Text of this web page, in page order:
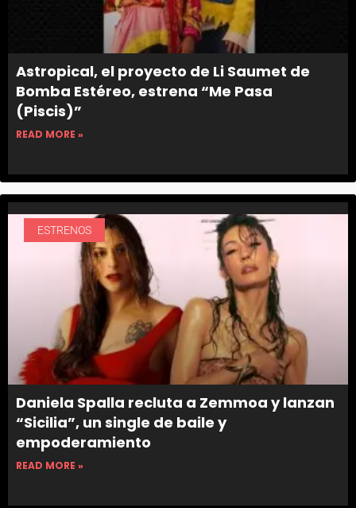
Astropical, el proyecto de Li Saumet de
Bomba Estéreo, estrena “Me Pasa
(Piscis)”
READ MORE »
ESTRENOS
Daniela Spalla recluta a Zemmoa y lanzan
“Sicilia”, un single de baile y
empoderamiento
READ MORE »